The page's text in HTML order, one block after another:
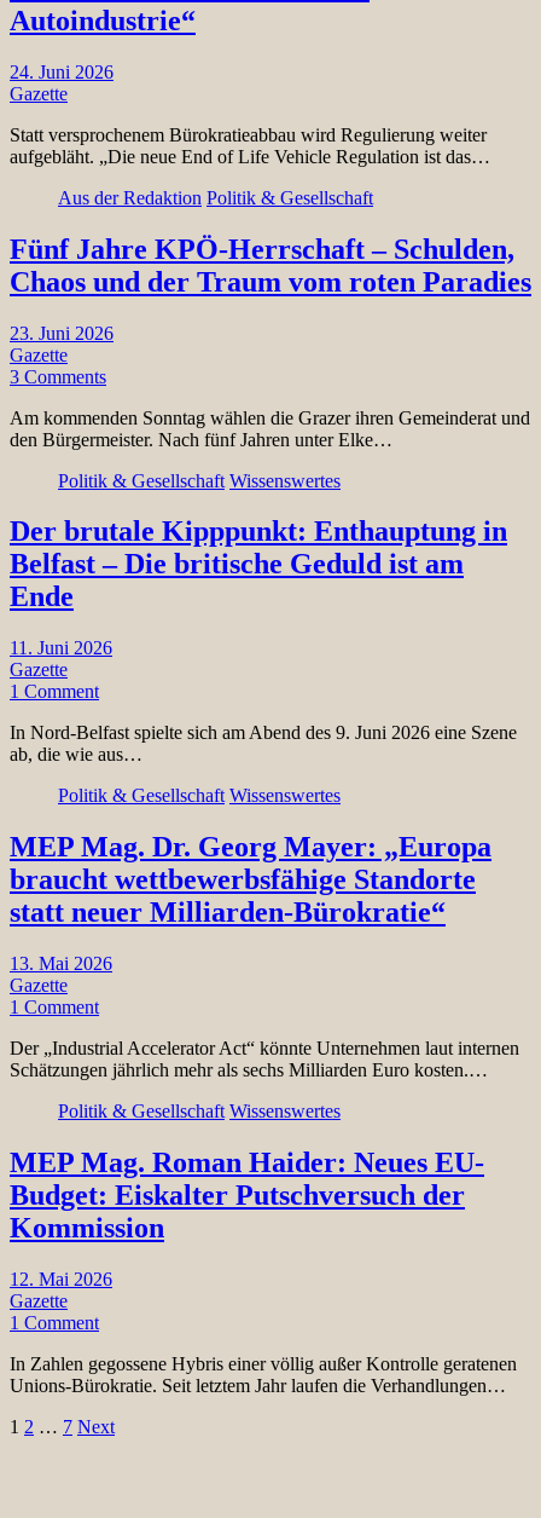
Autoindustrie“
24. Juni 2026
Gazette
Statt versprochenem Bürokratieabbau wird Regulierung weiter
aufgebläht. „Die neue End of Life Vehicle Regulation ist das…
Aus der Redaktion Politik & Gesellschaft
Fünf Jahre KPÖ-Herrschaft – Schulden,
Chaos und der Traum vom roten Paradies
23. Juni 2026
Gazette
3 Comments
Am kommenden Sonntag wählen die Grazer ihren Gemeinderat und
den Bürgermeister. Nach fünf Jahren unter Elke…
Politik & Gesellschaft Wissenswertes
Der brutale Kipppunkt: Enthauptung in
Belfast – Die britische Geduld ist am
Ende
11. Juni 2026
Gazette
1 Comment
In Nord-Belfast spielte sich am Abend des 9. Juni 2026 eine Szene
ab, die wie aus…
Politik & Gesellschaft Wissenswertes
MEP Mag. Dr. Georg Mayer: „Europa
braucht wettbewerbsfähige Standorte
statt neuer Milliarden-Bürokratie“
13. Mai 2026
Gazette
1 Comment
Der „Industrial Accelerator Act“ könnte Unternehmen laut internen
Schätzungen jährlich mehr als sechs Milliarden Euro kosten.…
Politik & Gesellschaft Wissenswertes
MEP Mag. Roman Haider: Neues EU-
Budget: Eiskalter Putschversuch der
Kommission
12. Mai 2026
Gazette
1 Comment
In Zahlen gegossene Hybris einer völlig außer Kontrolle geratenen
Unions-Bürokratie. Seit letztem Jahr laufen die Verhandlungen…
Seitennummerierung
1 2 … 7 Next